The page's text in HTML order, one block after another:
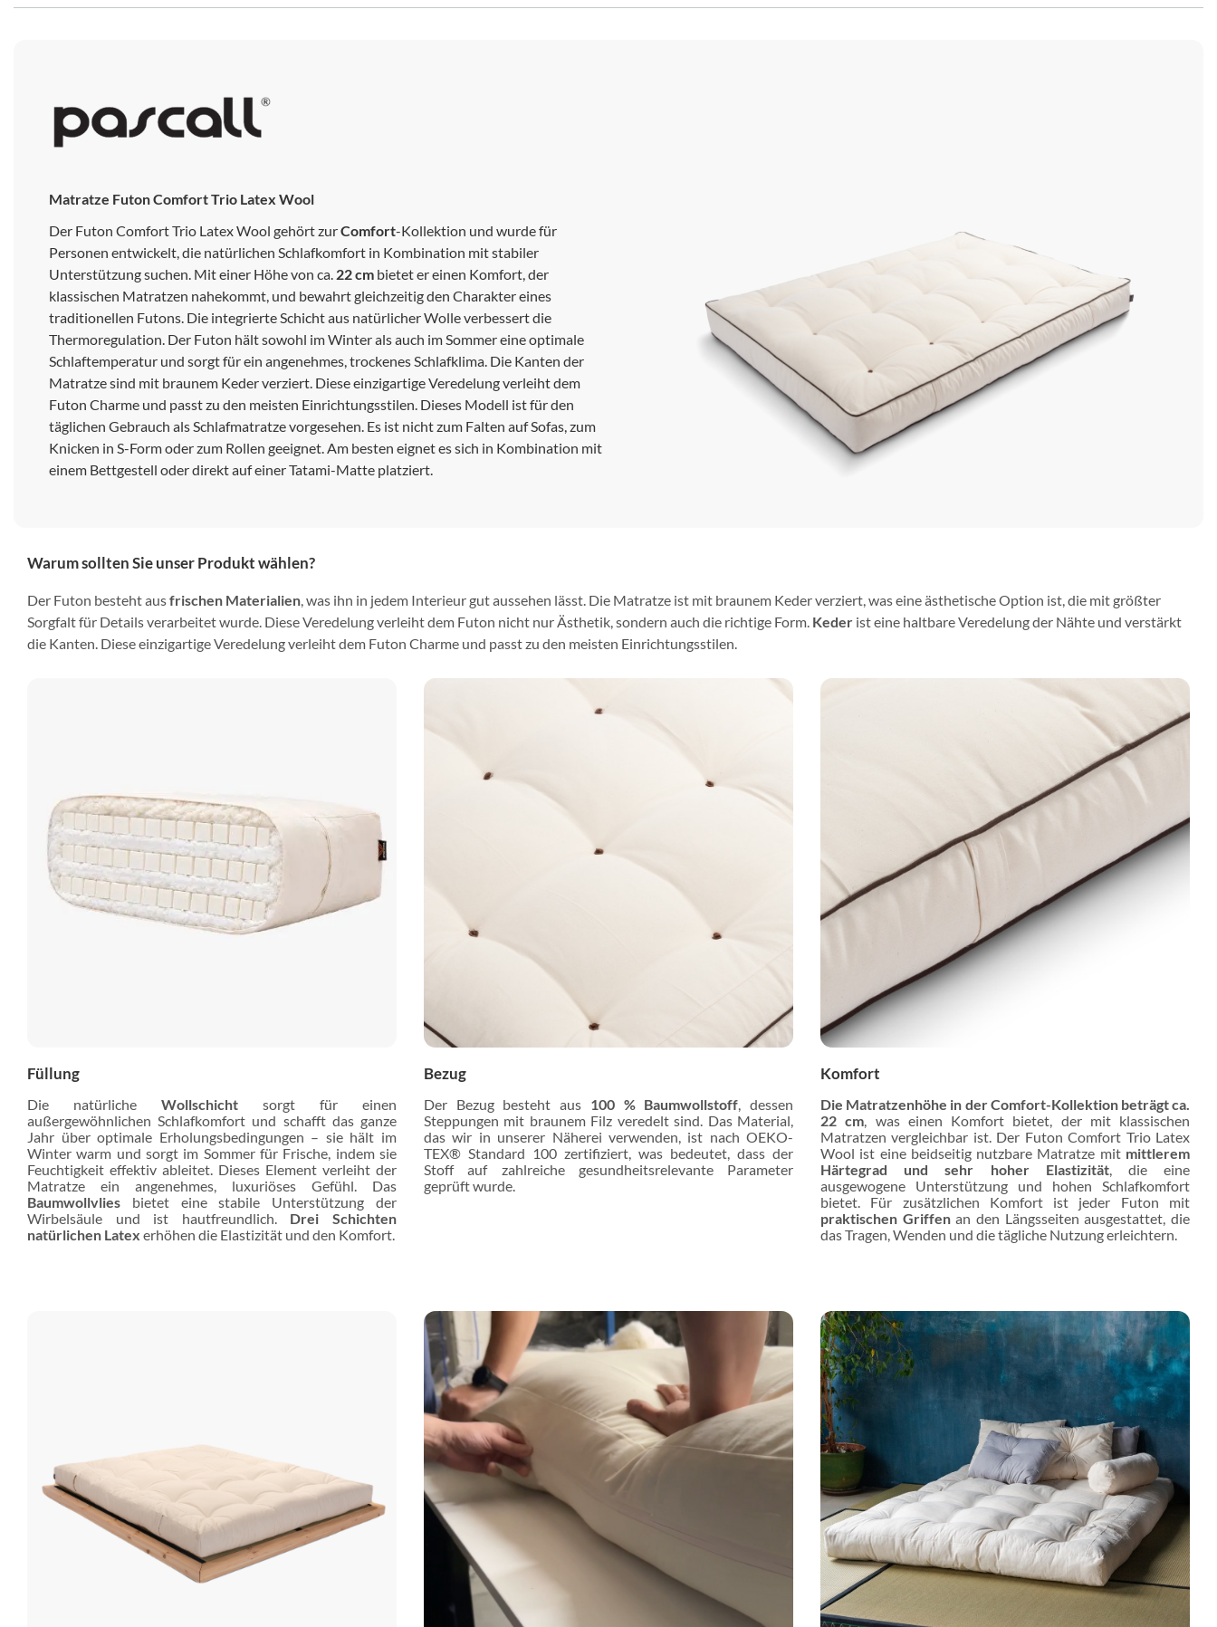
Matratze Futon Comfort Trio Latex Wool
Der Futon Comfort Trio Latex Wool gehört zurComfort-Kollektion und wurde für
Personen entwickelt, die natürlichen Schlafkomfort in Kombination mit stabiler
Unterstützung suchen. Mit einer Höhe von ca. 22 cm bietet er einen Komfort, der
klassischen Matratzen nahekommt, und bewahrt gleichzeitig den Charakter eines
traditionellen Futons. Die integrierte Schicht aus natürlicher Wolle verbessert die
Thermoregulation. Der Futon hält sowohl im Winter als auch im Sommer eine optimale
Schlaftemperatur und sorgt für ein angenehmes, trockenes Schlafklima. Die Kanten der
Matratze sind mit braunem Keder verziert. Diese einzigartige Veredelung verleiht dem
Futon Charme und passt zu den meisten Einrichtungsstilen. Dieses Modell ist für den
täglichen Gebrauch als Schlafmatratze vorgesehen. Es ist nicht zum Falten auf Sofas, zum
Knicken in S-Form oder zum Rollen geeignet. Am besten eignet es sich in Kombination mit
einem Bettgestell oder direkt auf einer Tatami-Matte platziert.
Warum sollten Sie unser Produkt wählen?
Der Futon besteht ausfrischen Materialien, was ihn in jedem Interieur gut aussehen lässt. Die Matratze ist mit braunem Keder verziert, was eine ästhetische Option ist, die mit größter
Sorgfalt für Details verarbeitet wurde. Diese Veredelung verleiht dem Futon nicht nur Ästhetik, sondern auch die richtige Form. Keder ist eine haltbare Veredelung der Nähte und verstärkt
die Kanten. Diese einzigartige Veredelung verleiht dem Futon Charme und passt zu den meisten Einrichtungsstilen.
Füllung
Die natürliche Wollschicht sorgt für einen
außergewöhnlichen Schlafkomfort und schafft das ganze
Jahr über optimale Erholungsbedingungen – sie hält im
Winter warm und sorgt im Sommer für Frische, indem sie
Feuchtigkeit effektiv ableitet. Dieses Element verleiht der
Matratze ein angenehmes, luxuriöses Gefühl. Das
Baumwollvlies bietet eine stabile Unterstützung der
Wirbelsäule und ist hautfreundlich. Drei Schichten
natürlichen Latex erhöhen die Elastizität und den Komfort.
Bezug
Der Bezug besteht aus 100 % Baumwollstoff, dessen
Steppungen mit braunem Filz veredelt sind. Das Material,
das wir in unserer Näherei verwenden, ist nach OEKO-
TEX® Standard 100 zertifiziert, was bedeutet, dass der
Stoff auf zahlreiche gesundheitsrelevante Parameter
geprüft wurde.
Komfort
Die Matratzenhöhe in der Comfort-Kollektion beträgt ca.
22 cm, was einen Komfort bietet, der mit klassischen
Matratzen vergleichbar ist. Der Futon Comfort Trio Latex
Wool ist eine beidseitig nutzbare Matratze mit mittlerem
Härtegrad und sehr hoher Elastizität, die eine
ausgewogene Unterstützung und hohen Schlafkomfort
bietet. Für zusätzlichen Komfort ist jeder Futon mit
praktischen Griffenan den Längsseiten ausgestattet, die
das Tragen, Wenden und die tägliche Nutzung erleichtern.